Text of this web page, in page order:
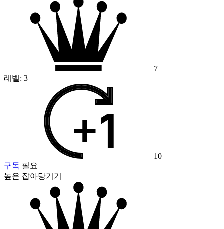
7
레벨: 3
10
구독 필요
높은 잡아당기기